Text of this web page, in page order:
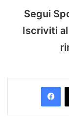
Segui
Iscriviti al